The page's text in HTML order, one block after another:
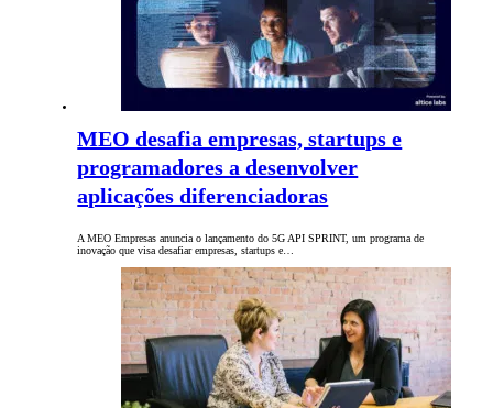
MEO desafia empresas, startups e
programadores a desenvolver
aplicações diferenciadoras
A MEO Empresas anuncia o lançamento do 5G API SPRINT, um programa de
inovação que visa desafiar empresas, startups e…